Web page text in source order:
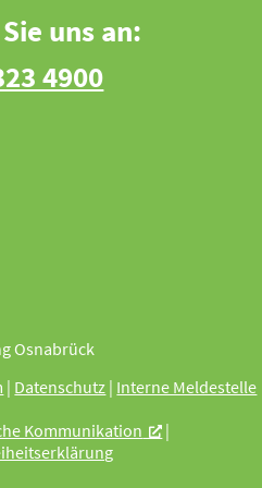
uns an:
4900
Osnabrück
| Datenschutz | Interne Meldestelle
Kommunikation
|